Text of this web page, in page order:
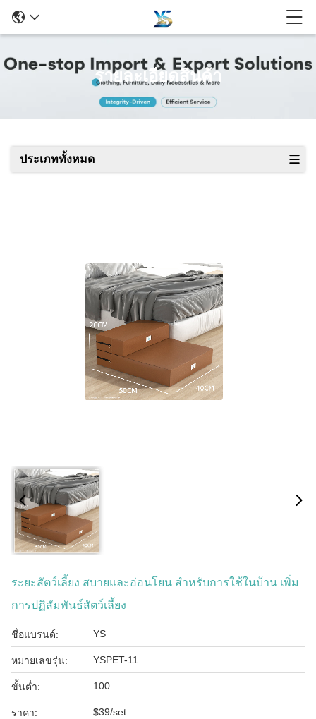
รายละเอียดสินค้า
ประเภททั้งหมด
ระยะสัตว์เลี้ยง สบายและอ่อนโยน สําหรับการใช้ในบ้าน เพิ่ม
การปฏิสัมพันธ์สัตว์เลี้ยง
ชื่อแบรนด์: YS
หมายเลขรุ่น: YSPET-11
ขั้นต่ำ: 100
ราคา: $39/set